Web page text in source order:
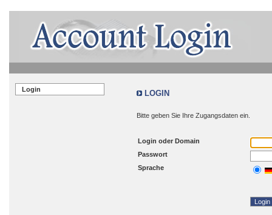
Login LOGIN
Bitte geben Sie Ihre Zugangsdaten ein.
Login oder Domain
Passwort
Sprache